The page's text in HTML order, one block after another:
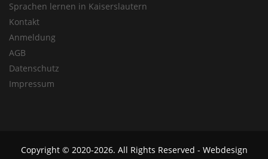
Sprachen lernen in Kaiserslautern
Kontakt
Anmeldung
AGB
Datenschutz
Impressum
Copyright © 2020-2026. All Rights Reserved - Webdesign